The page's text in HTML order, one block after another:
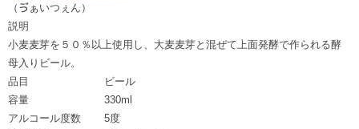
（ゔぁいつぇん）
説明
小麦麦芽を５０％以上使用し、大麦麦芽と混ぜて上面発酵で作られる酵
母入りビール。
品目
ビール
容量
330ml
アルコール度数
5度